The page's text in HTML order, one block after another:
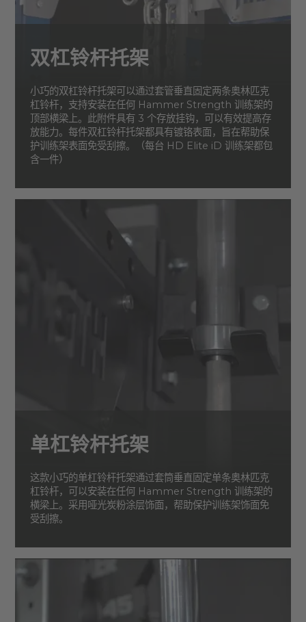
双杠铃杆托架
小巧的双杠铃杆托架可以通过套管垂直固定两条奥林匹克
杠铃杆，支持安装在任何 Hammer Strength 训练架的
顶部横梁上。此附件具有 3 个存放挂钩，可以有效提高存
放能力。每件双杠铃杆托架都具有镀铬表面，旨在帮助保
护训练架表面免受刮擦。（每台 HD Elite iD 训练架都包
含一件）
单杠铃杆托架
这款小巧的单杠铃杆托架通过套筒垂直固定单条奥林匹克
杠铃杆，可以安装在任何 Hammer Strength 训练架的
横梁上。采用哑光炭粉涂层饰面，帮助保护训练架饰面免
受刮擦。